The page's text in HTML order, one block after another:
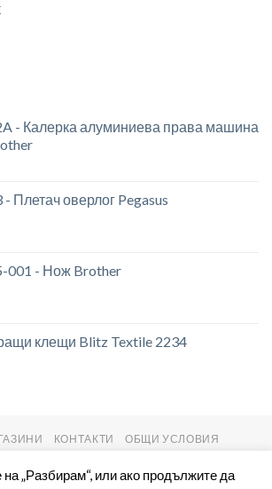
- Калерка алуминиева права машина
- Плетач оверлог Pegasus
001 - Нож Brother
клещи Blitz Textile 2234
КОНТАКТИ ОБЩИ УСЛОВИЯ
на „Разбирам“, или ако продължите да